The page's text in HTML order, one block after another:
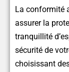
La conformité
assurer la
tranquillité
sécurité de
choisissant